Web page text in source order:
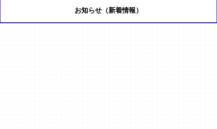
お知らせ（新着情報）